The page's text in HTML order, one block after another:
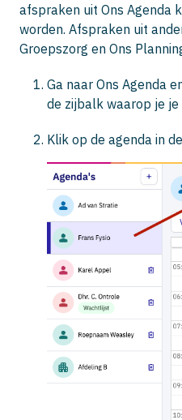
afspraken uit Ons Agenda
worden. Afspraken uit
Groepszorg en Ons
Ga naar Ons Agenda
de zijbalk waarop je
Klik op de agenda in